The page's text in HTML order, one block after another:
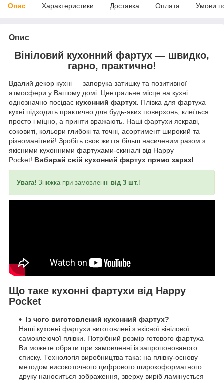
Опис Характеристики Доставка Оплата Умови
Опис
Вініловий кухонний фартух — швидко,
гарно, практично!
Вдалий декор кухні — запорука затишку та позитивної
атмосфери у Вашому домі. Центральне місце на кухні
однозначно посідає кухонний фартух. Плівка для фартуха
кухні підходить практично для будь-яких поверхонь, клеїться
просто і міцно, а принти вражають. Наші фартухи яскраві,
соковиті, кольори глибокі та точні, асортимент широкий та
різноманітний! Зробіть своє життя більш насиченим разом з
якісними кухонними фартухами-скиналі від Happy
Pocket! Вибирай свій кухонний фартух прямо зараз!
Увага! Знижка при замовленні від 3 шт.!
Що таке кухонні фартухи від Happy
Pocket
Із чого виготовлений кухонний фартух?
Наші кухонні фартухи виготовлені з якісної вінілової
самоклеючої плівки. Потрібний розмір готового фартуха
Ви можете обрати при замовленні із запропонованого
списку. Технологія виробництва така: на плівку-основу
методом високоточного цифрового широкоформатного
друку наноситься зображення, зверху виріб ламінується